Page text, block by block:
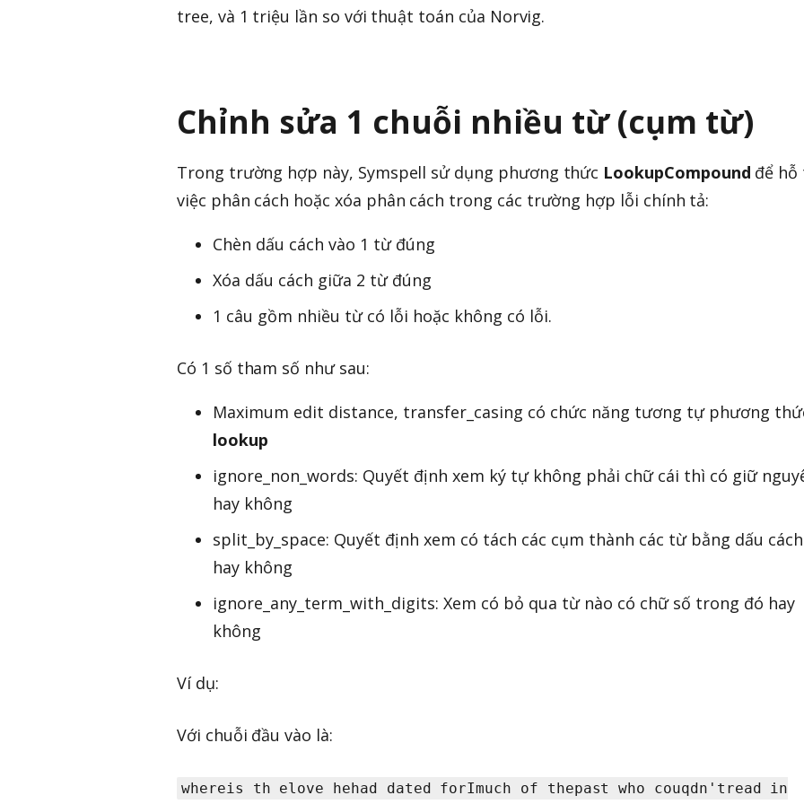
tree, và 1 triệu lần so với thuật toán của Norvig.
Chỉnh sửa 1 chuỗi nhiều từ (cụm từ)
Trong trường hợp này, Symspell sử dụng phương thức LookupCompound để
việc phân cách hoặc xóa phân cách trong các trường hợp lỗi chính tả:
Chèn dấu cách vào 1 từ đúng
Xóa dấu cách giữa 2 từ đúng
1 câu gồm nhiều từ có lỗi hoặc không có lỗi.
Có 1 số tham số như sau:
Maximum edit distance, transfer_casing có chức năng tương tự phương
lookup
ignore_non_words: Quyết định xem ký tự không phải chữ cái thì có giữ
hay không
split_by_space: Quyết định xem có tách các cụm thành các từ bằng dấu cách
hay không
ignore_any_term_with_digits: Xem có bỏ qua từ nào có chữ số trong đó hay
không
Ví dụ:
Với chuỗi đầu vào là:
whereis th elove hehad dated forImuch of thepast who couqdn'tread in